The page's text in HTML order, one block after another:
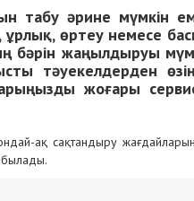
табу әрине мүмкін
өртеу немесе
жаңылдыруы
тәуекелдерден
жоғары
ақ сақтандыру